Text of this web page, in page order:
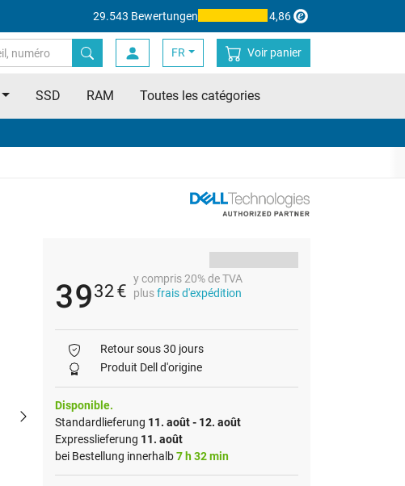
29.543 Bewertungen 4,86
FR Voir panier
SSD RAM Toutes les catégories
3932€ y compris 20% de TVA
plusfrais d'expédition
Retour sous 30 jours
Produit Dell d'origine
Disponible.
Standardlieferung 11. août - 12. août
Expresslieferung 11. août
bei Bestellung innerhalb7 h 32 min